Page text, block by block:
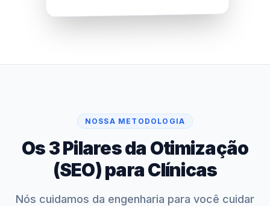
NOSSA METODOLOGIA
Os 3 Pilares da Otimização
(SEO) para Clínicas
Nós cuidamos da engenharia para você cuidar